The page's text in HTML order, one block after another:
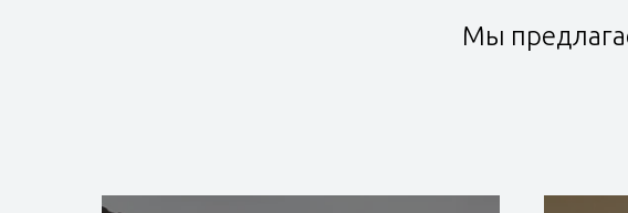
Мы
Введите Ваш